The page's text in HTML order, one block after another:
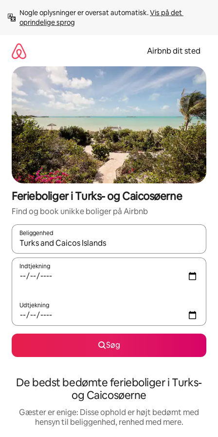
videre
Nogle oplysninger er oversat automatisk. Vis på det
oprindelige sprog
Airbnb dit sted
Ferieboliger i Turks- og Caicosøerne
Find og book unikke boliger på Airbnb
Beliggenhed
Når resultaterne er tilgængelige, skal du navigere med
Indtjekning
Udtjekning
Søg
De bedst bedømte ferieboliger i Turks-
og Caicosøerne
Gæster er enige: Disse ophold er højt bedømt med
hensyn til beliggenhed, renhed med mere.